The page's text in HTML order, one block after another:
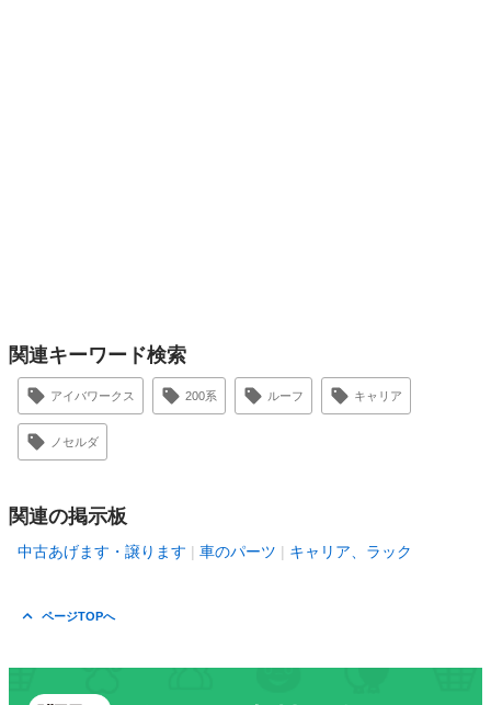
関連キーワード検索
アイバワークス 200系 ルーフ キャリア
ノセルダ
関連の掲示板
中古あげます・譲ります 車のパーツ キャリア、ラック
ページTOPへ